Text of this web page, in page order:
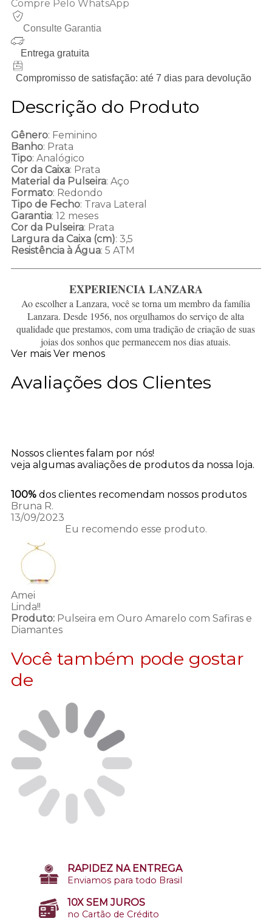
Compre Pelo WhatsApp
Consulte Garantia
Entrega gratuita
Compromisso de satisfação: até 7 dias para devolução
Descrição do Produto
Gênero: Feminino
Banho: Prata
Tipo: Analógico
Cor da Caixa: Prata
Material da Pulseira: Aço
Formato: Redondo
Tipo de Fecho: Trava Lateral
Garantia: 12 meses
Cor da Pulseira: Prata
Largura da Caixa (cm): 3,5
Resistência à Água: 5 ATM
EXPERIENCIA LANZARA
Ao escolher a Lanzara, você se torna um membro da família
Lanzara. Desde 1956, nos orgulhamos do serviço de alta
qualidade que prestamos, com uma tradição de criação de suas
joias dos sonhos que permanecem nos dias atuais.
Ver mais Ver menos
Avaliações dos Clientes
Nossos clientes falam por nós!
veja algumas avaliações de produtos da nossa loja.
100% dos clientes recomendam nossos produtos
Bruna R.
13/09/2023
Eu recomendo esse produto.
Amei
Linda!!
Produto:Pulseira em Ouro Amarelo com Safiras e
Diamantes
Você também pode gostar
de
RAPIDEZ NA ENTREGA
Enviamos para todo Brasil
10X SEM JUROS
no Cartão de Crédito